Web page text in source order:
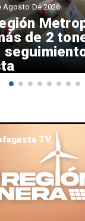
de 2
Agosto De 2026
TV